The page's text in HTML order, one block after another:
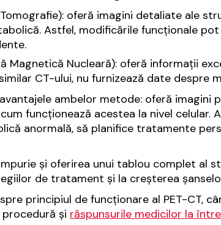
oferă imagini detaliate ale
Astfel, modificările funcționale
Magnetică Nucleară): oferă informații
CT-ului, nu furnizează date despre
ambelor metode: oferă imagini
funcționează acestea la nivel
anormală, să planifice tratamente
și oferirea unui tablou complet al
de tratament și la creșterea
principiul de funcționare al PET-CT,
și răspunsurile medicilor la